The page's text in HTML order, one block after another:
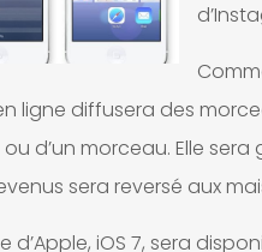
ligne diffusera des
d’un morceau. Elle
sera reversé aux
d’Apple, iOS 7, sera